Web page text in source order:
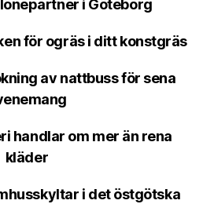
i Göteborg
för ogräs i ditt konstgräs
av nattbuss för sena
handlar om mer än rena
kläder
i det östgötska